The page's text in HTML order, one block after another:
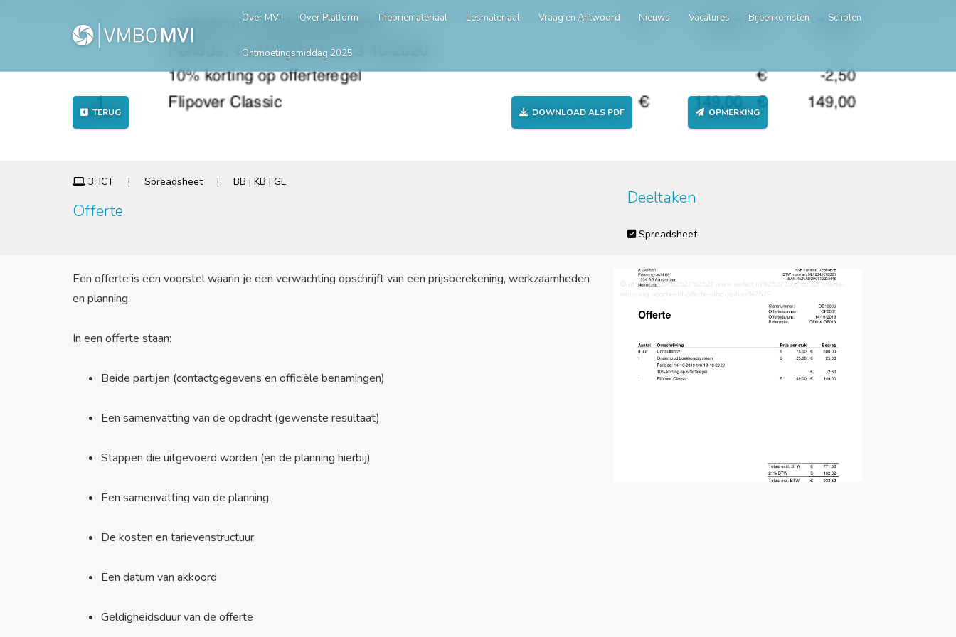
Over MVI Over Platform Theoriemateriaal Lesmateriaal Vraag en Antwoord Nieuws Vacatures Bijeenkomsten Scholen
Ontmoetingsmiddag 2025
TERUG DOWNLOAD ALS PDF OPMERKING
3. ICT | Spreadsheet | BB | KB | GL
Offerte
Deeltaken
Spreadsheet
Een offerte is een voorstel waarin je een verwachting opschrijft van een prijsberekening, werkzaamheden
en planning.
In een offerte staan:
Beide partijen (contactgegevens en officiële benamingen)
Een samenvatting van de opdracht (gewenste resultaat)
Stappen die uitgevoerd worden (en de planning hierbij)
Een samenvatting van de planning
De kosten en tarievenstructuur
Een datum van akkoord
Geldigheidsduur van de offerte
© https%253A%252F%252Fwww.wefact.nl%252Fblog%252Fofferte-
aanvraag-voorbeeld-offerte-vind-je-hier%252F